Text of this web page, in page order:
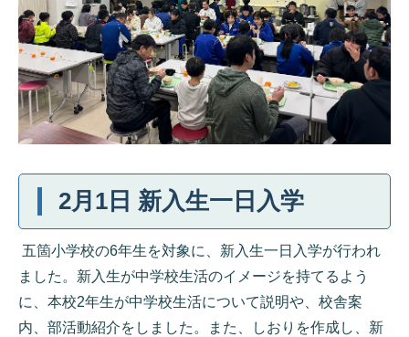
2月1日 新入生一日入学
五箇小学校の6年生を対象に、新入生一日入学が行われ
ました。新入生が中学校生活のイメージを持てるよう
に、本校2年生が中学校生活について説明や、校舎案
内、部活動紹介をしました。また、しおりを作成し、新